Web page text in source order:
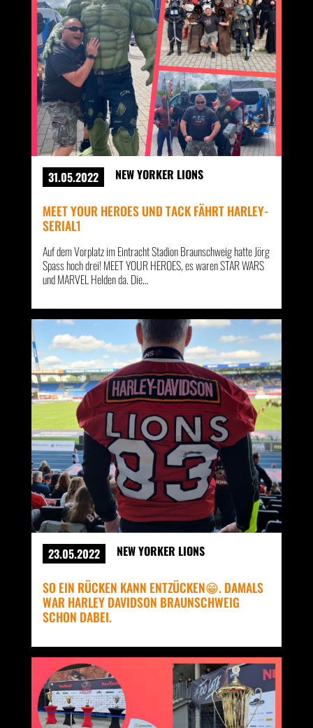
31.05.2022 NEW YORKER LIONS
MEET YOUR HEROES UND TACK FÄHRT HARLEY-
SERIAL1
Auf dem Vorplatz im Eintracht Stadion Braunschweig hatte Jörg
Spass hoch drei! MEET YOUR HEROES, es waren STAR WARS
und MARVEL Helden da. Die…
23.05.2022 NEW YORKER LIONS
SO EIN RÜCKEN KANN ENTZÜCKEN😁. DAMALS
WAR HARLEY DAVIDSON BRAUNSCHWEIG
SCHON DABEI.